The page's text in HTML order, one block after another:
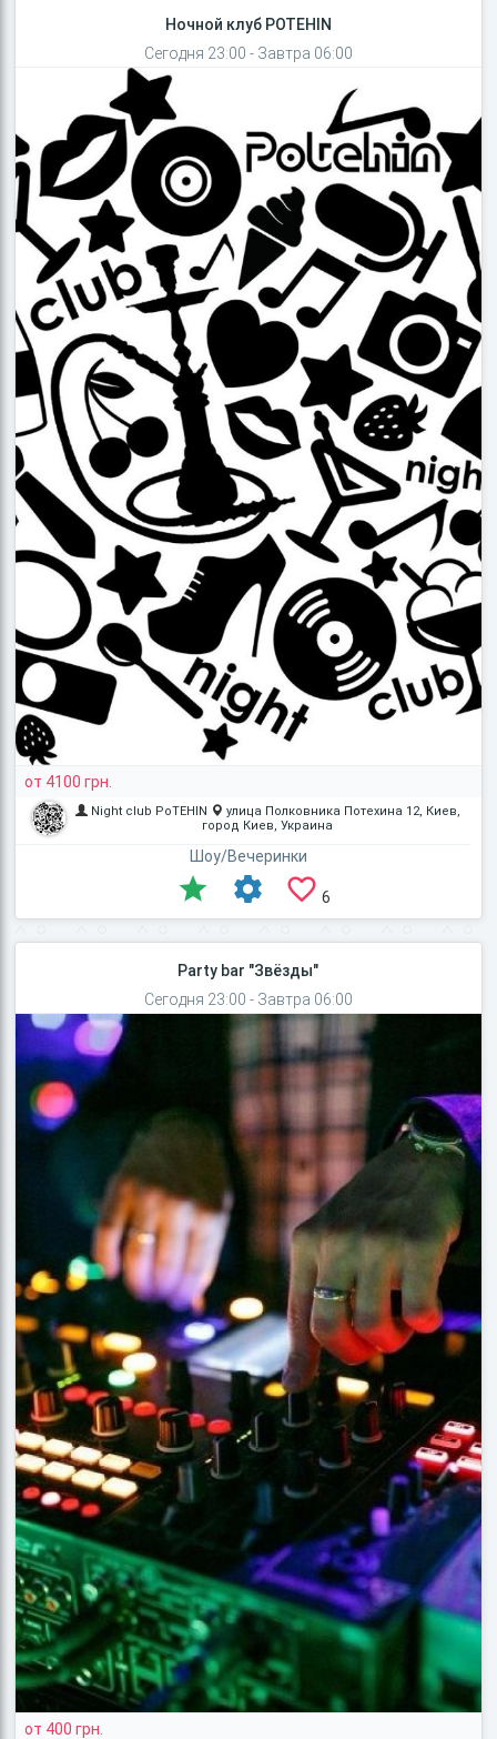
Ночной клуб POTEHIN
Сегодня 23:00 - Завтра 06:00
от 4100 грн.
Night club PoTEHIN
улица Полковника Потехина 12, Киев,
город Киев, Украина
Шоу/Вечеринки
6
Party bar "Звёзды"
Сегодня 23:00 - Завтра 06:00
от 400 грн.